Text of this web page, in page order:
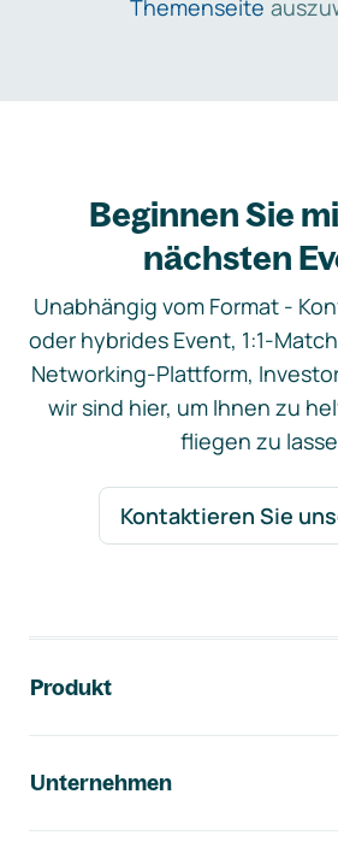
Themenseite
Beginnen Sie
nächsten
Unabhängig vom Format -
oder hybrides Event, 1:1-
Networking-Plattform,
wir sind hier, um Ihnen zu
fliegen zu
Kontaktieren Sie
Produkt
Unternehmen